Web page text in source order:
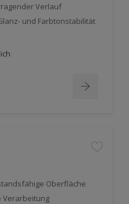
Verlauf
und Farbtonstabilität
Oberfläche
Verarbeitung